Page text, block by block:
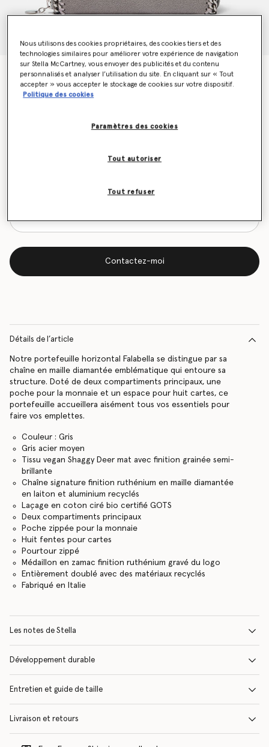
Falabella Zip Continental Wallet
CA$755.00
Me prévenir lors du retour en stock
Contactez-moi
Détails de l’article
Notre portefeuille horizontal Falabella se distingue par sa
chaîne en maille diamantée emblématique qui entoure sa
structure. Doté de deux compartiments principaux, une
poche pour la monnaie et un espace pour huit cartes, ce
portefeuille accueillera aisément tous vos essentiels pour
faire vos emplettes.
Couleur : Gris
Gris acier moyen
Tissu vegan Shaggy Deer mat avec finition grainée semi-
brillante
Chaîne signature finition ruthénium en maille diamantée
en laiton et aluminium recyclés
Laçage en coton ciré bio certifié GOTS
Deux compartiments principaux
Poche zippée pour la monnaie
Huit fentes pour cartes
Pourtour zippé
Médaillon en zamac finition ruthénium gravé du logo
Entièrement doublé avec des matériaux recyclés
Fabriqué en Italie
Les notes de Stella
Développement durable
Entretien et guide de taille
Livraison et retours
Nous utilisons des cookies propriétaires, des cookies tiers et des
technologies similaires pour améliorer votre expérience de navigation
sur Stella McCartney, vous envoyer des publicités et du contenu
personnalisés et analyser l’utilisation du site. En cliquant sur « Tout
accepter » vous accepter le stockage de cookies sur votre dispositif.
Politique des cookies
Paramètres des cookies
Tout refuser
Tout autoriser